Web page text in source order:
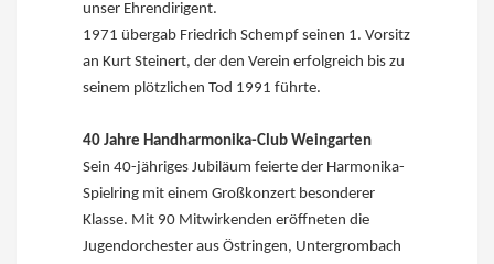
unser Ehrendirigent.
1971 übergab Friedrich Schempf seinen 1. Vorsitz
an Kurt Steinert, der den Verein erfolgreich bis zu
seinem plötzlichen Tod 1991 führte.
40 Jahre Handharmonika-Club Weingarten
Sein 40-jähriges Jubiläum feierte der Harmonika-
Spielring mit einem Großkonzert besonderer
Klasse. Mit 90 Mitwirkenden eröffneten die
Jugendorchester aus Östringen, Untergrombach